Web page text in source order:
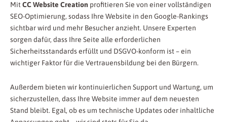
MitCC Website Creation profitieren Sie von einer vollständigen
SEO-Optimierung, sodass Ihre Website in den Google-Rankings
sichtbar wird und mehr Besucher anzieht. Unsere Experten
sorgen dafür, dass Ihre Seite alle erforderlichen
Sicherheitsstandards erfüllt und DSGVO-konform ist – ein
wichtiger Faktor für die Vertrauensbildung bei den Bürgern.
Außerdem bieten wir kontinuierlichen Support und Wartung, um
sicherzustellen, dass Ihre Website immer auf dem neuesten
Stand bleibt. Egal, ob es um technische Updates oder inhaltliche